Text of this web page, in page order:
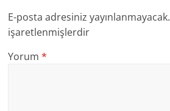
E-posta adresiniz yayınlanmayacak.
işaretlenmişlerdir
Yorum*